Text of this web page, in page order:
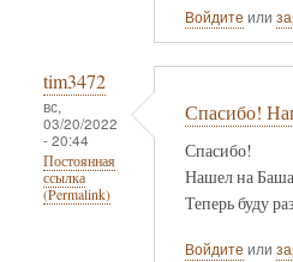
Войдите или
tim3472
вс,
03/20/2022
- 20:44
Постоянная
ссылка
(Permalink)
Спасибо!
Спасибо!
Нашел на
Теперь буду
Войдите или